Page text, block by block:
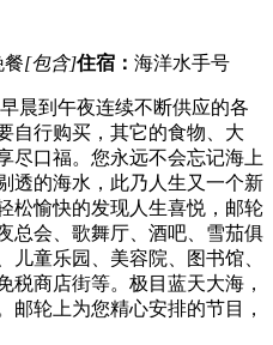
餐[包含]住宿： 海洋水手号
晨到午夜连续不断供应的各
自行购买，其它的食物、大
尽口福。您永远不会忘记海上
透的海水，此乃人生又一个新
松愉快的发现人生喜悦，邮轮
总会、歌舞厅、酒吧、雪茄俱
儿童乐园、美容院、图书馆、
税商店街等。极目蓝天大海，
邮轮上为您精心安排的节目，